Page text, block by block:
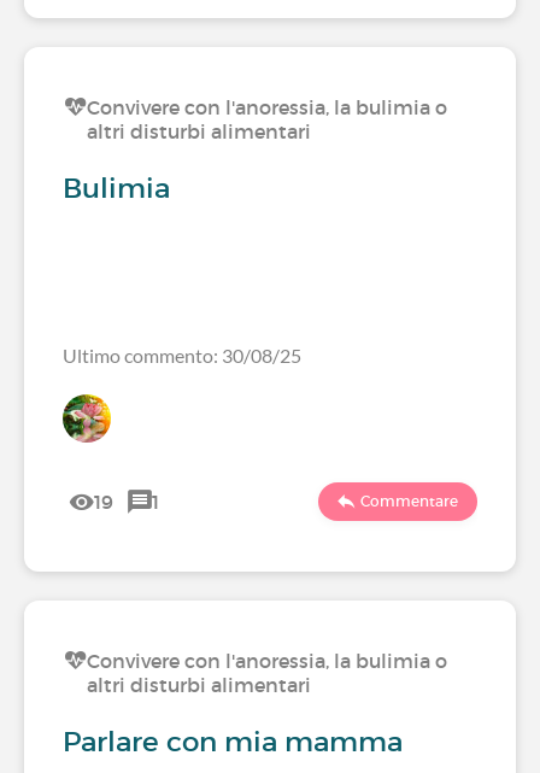
Convivere con l'anoressia, la bulimia o
altri disturbi alimentari
Bulimia
Ultimo commento: 30/08/25
19 1 Commentare
Convivere con l'anoressia, la bulimia o
altri disturbi alimentari
Parlare con mia mamma